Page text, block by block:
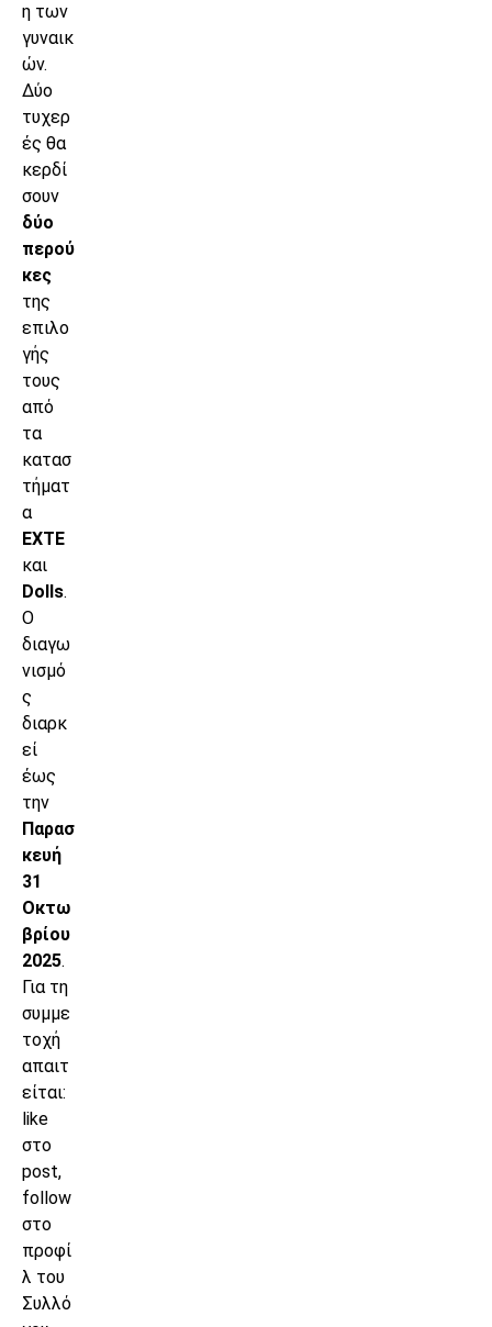
η των
γυναικ
ών.
Δύο
τυχερ
ές θα
κερδί
σουν
δύο
περού
κες
της
επιλο
γής
τους
από
τα
κατασ
τήματ
α
EXTE
και
Dolls.
Ο
διαγω
νισμό
ς
διαρκ
εί
έως
την
Παρασ
κευή
31
Οκτω
βρίου
2025.
Για τη
συμμε
τοχή
απαιτ
είται:
like
στο
post,
follow
στο
προφί
λ του
Συλλό